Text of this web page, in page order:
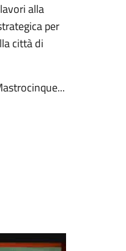
alla
per
città di